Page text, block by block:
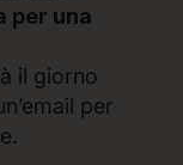
per una
il giorno
per